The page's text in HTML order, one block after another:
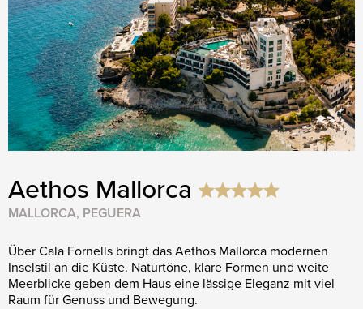
Aethos Mallorca
MALLORCA, PEGUERA
Über Cala Fornells bringt das Aethos Mallorca modernen
Inselstil an die Küste. Naturtöne, klare Formen und weite
Meerblicke geben dem Haus eine lässige Eleganz mit viel
Raum für Genuss und Bewegung.